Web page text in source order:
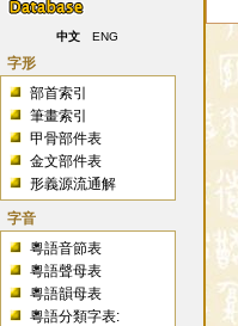
中文 ENG
字形
部首索引
筆畫索引
甲骨部件表
金文部件表
形義源流通解
字音
粵語音節表
粵語聲母表
粵語韻母表
粵語分類字表: